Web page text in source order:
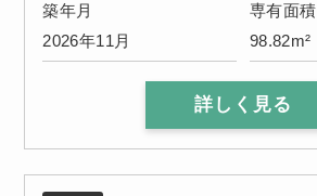
築年月
2026年11月
専有面積
98.82m²
詳しく見る